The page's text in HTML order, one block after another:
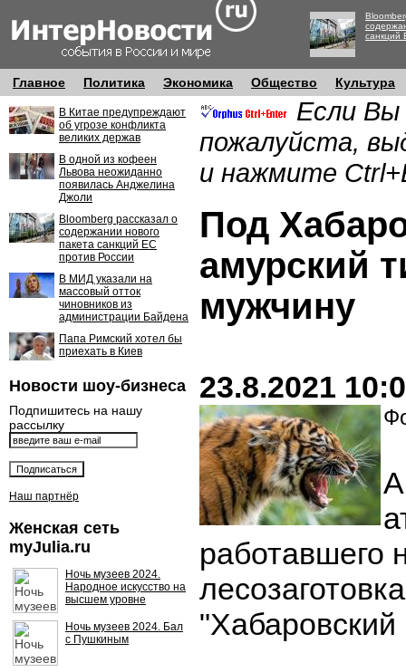
санкций
Главное Политика Экономика Общество Культура
В Китае предупреждают
об угрозе конфликта
великих держав
В одной из кофеен
Львова неожиданно
появилась Анджелина
Джоли
Bloomberg рассказал о
содержании нового
пакета санкций ЕС
против России
В МИД указали на
массовый отток
чиновников из
администрации Байдена
Папа Римский хотел бы
приехать в Киев
Новости шоу-бизнеса
Подпишитесь на нашу
рассылку
Наш партнёр
Женская сеть
myJulia.ru
Ночь музеев 2024.
Народное искусство на
высшем уровне
Ночь музеев 2024. Бал
с Пушкиным
Если Вы
пожалуйста,
и нажмите
Под
амурский
мужчину
23.8.2021
работавшего
"Хабаровский